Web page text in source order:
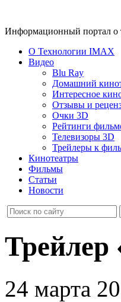
Информационный портал о
О Технологии IMAX
Видео
Blu Ray
Домашний
Интересное
Отзывы и
Очки 3D
Рейтинги
Телевизоры 3D
Трейлеры к
Кинотеатры
Фильмы
Статьи
Новости
Трейлер
24 марта